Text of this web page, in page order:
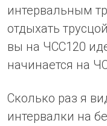
интервальным
отдыхать
вы на ЧСС120
начинается на
Сколько раз я
интервалки на